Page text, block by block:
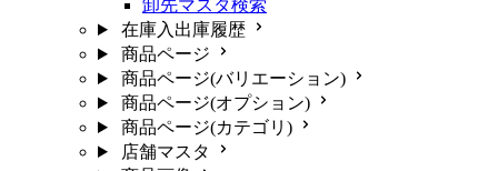
卸先マスタ検索
在庫入出庫履歴
商品ページ
商品ページ(バリエーション)
商品ページ(オプション)
商品ページ(カテゴリ)
店舗マスタ